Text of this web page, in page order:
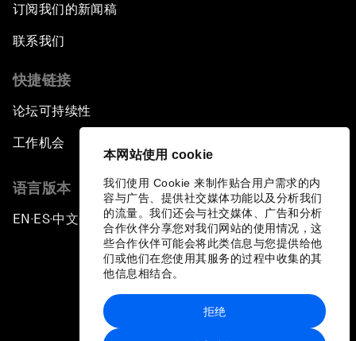
本网站使用 cookie
我们使用 Cookie 来制作贴合用户需求的内
容与广告、提供社交媒体功能以及分析我们
的流量。我们还会与社交媒体、广告和分析
合作伙伴分享您对我们网站的使用情况，这
些合作伙伴可能会将此类信息与您提供给他
们或他们在您使用其服务的过程中收集的其
他信息相结合。
拒绝
订阅我们的新闻稿
联系我们
快捷链接
论坛可持续性
工作机会
语言版本
EN ▪ES▪中文▪ 日本語